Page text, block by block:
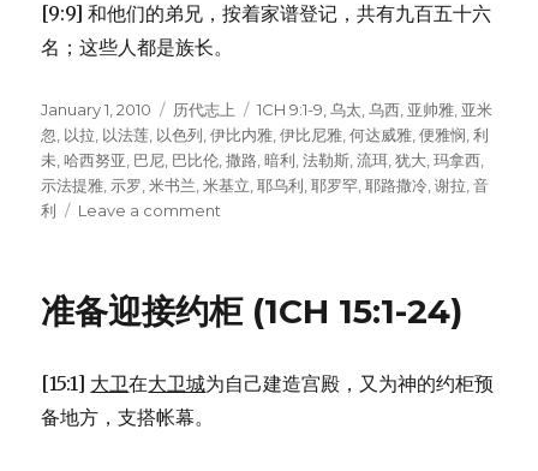
[9:9] 和他们的弟兄，按着家谱登记，共有九百五十六
名；这些人都是族长。
Posted
on
January 1, 2010 Categories
历代志上 Tags
1CH 9:1-9 ,乌太 ,乌西 亚帅雅 亚米
忽 以拉 以法莲 以色列 ,伊比内雅 ,伊比尼雅 ,何达威雅 ,便雅悯 ,利
未 ,哈西努亚 巴尼 巴比伦 ,撒路 ,暗利 ,法勒斯 ,流珥 ,犹大 ,玛拿西
示法提雅 示罗 ,米书兰 ,米基立 ,耶乌利 ,耶罗罕 ,耶路撒冷 ,谢拉 ,音
利
Leave a comment
回
(1CH
准备迎接约柜 (1CH 15:1-24)
[15:1] 大卫在大卫城为自己建造宫殿，又为神的约柜预
备地方，支搭帐幕。